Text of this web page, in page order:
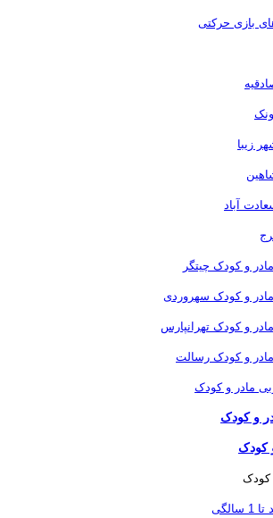
بازی حرکتی
زیبا
آباد
و کودک چیتگر
مادر و کودک سهروردی
و کودک تهرانپارس
مادر و کودک رسالت
مادر و کودک
و کودک
کودک
کودک